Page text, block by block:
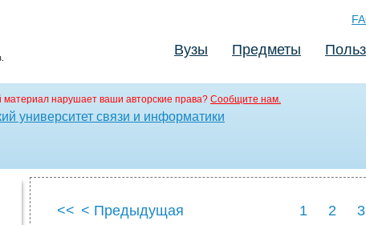
Вузы Предметы
материал нарушает ваши авторские права? Сообщите нам.
университет связи и информатики
<< < Предыдущая 1 2 3